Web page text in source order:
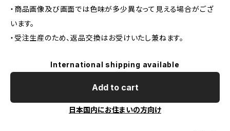
・商品画像及び画面では色味が多少異なって見える場合がござ
います。
・受注生産のため、返品交換はお受けいたし兼ねます。
International shipping available
Add to cart
日本国内にお住まいの方向け